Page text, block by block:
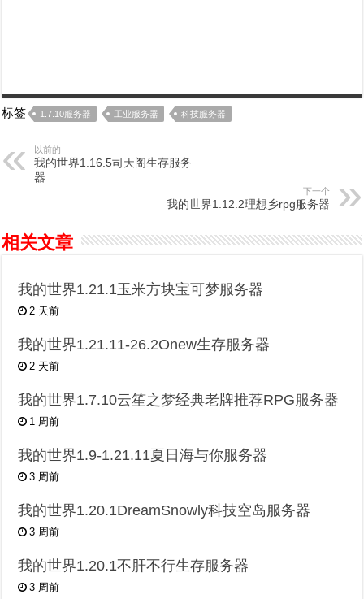
标签 1.7.10服务器 工业服务器 科技服务器
以前的
我的世界1.16.5司天阁生存服务
器
下一个
我的世界1.12.2理想乡rpg服务器
相关文章
我的世界1.21.1玉米方块宝可梦服务器
2 天前
我的世界1.21.11-26.2Onew生存服务器
2 天前
我的世界1.7.10云笙之梦经典老牌推荐RPG服务器
1 周前
我的世界1.9-1.21.11夏日海与你服务器
3 周前
我的世界1.20.1DreamSnowly科技空岛服务器
3 周前
我的世界1.20.1不肝不行生存服务器
3 周前